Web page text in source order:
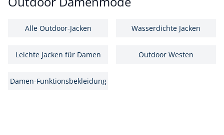
Alle Outdoor-Jacken Wasserdichte Jacken
Leichte Jacken für Damen Outdoor Westen
Damen-Funktionsbekleidung